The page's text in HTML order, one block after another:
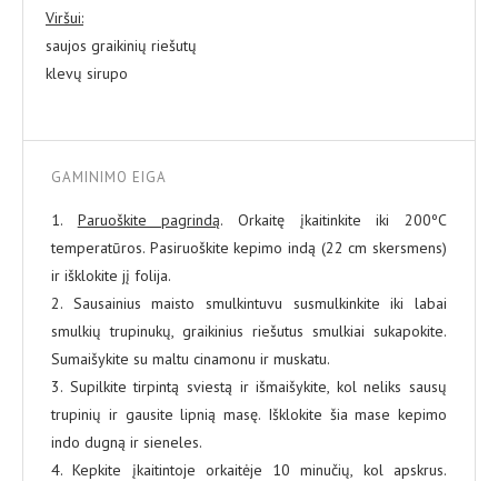
Viršui:
saujos graikinių riešutų
klevų sirupo
GAMINIMO EIGA
1. Paruoškite pagrindą. Orkaitę įkaitinkite iki 200ºC
temperatūros. Pasiruoškite kepimo indą (22 cm skersmens)
ir išklokite jį folija.
2. Sausainius maisto smulkintuvu susmulkinkite iki labai
smulkių trupinukų, graikinius riešutus smulkiai sukapokite.
Sumaišykite su maltu cinamonu ir muskatu.
3. Supilkite tirpintą sviestą ir išmaišykite, kol neliks sausų
trupinių ir gausite lipnią masę. Išklokite šia mase kepimo
indo dugną ir sieneles.
4. Kepkite įkaitintoje orkaitėje 10 minučių, kol apskrus.